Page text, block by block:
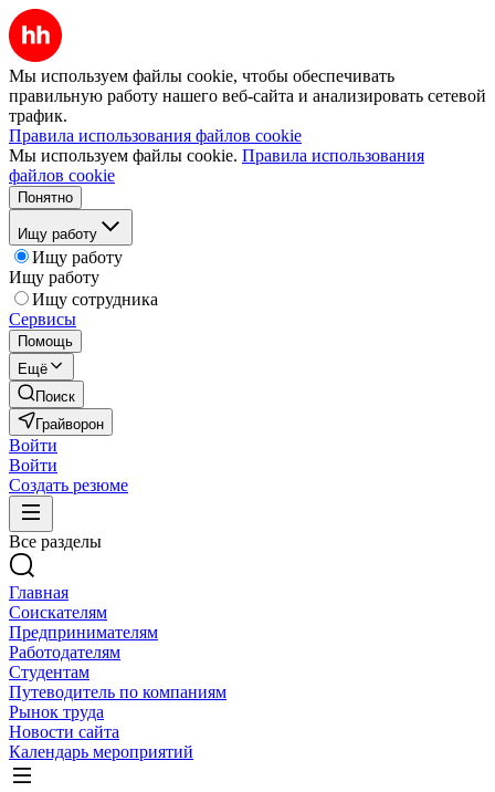
Мы используем файлы cookie, чтобы обеспечивать
правильную работу нашего веб-сайта и анализировать сетевой
трафик.
Правила использования файлов cookie
Мы используем файлы cookie. Правила использования
файлов cookie
Понятно
Ищу работу
Ищу работу
Ищу работу
Ищу сотрудника
Сервисы
Помощь
Ещё
Поиск
Грайворон
Войти
Войти
Создать резюме
Все разделы
Главная
Соискателям
Предпринимателям
Работодателям
Студентам
Путеводитель по компаниям
Рынок труда
Новости сайта
Календарь мероприятий